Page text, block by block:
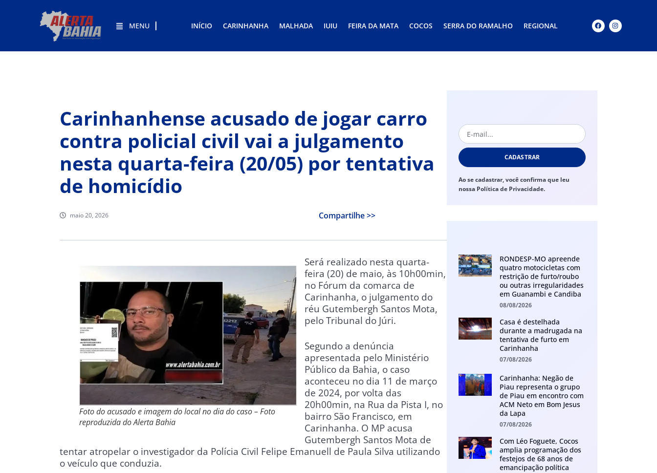
MENU INÍCIO CARINHANHA MALHADA IUIU FEIRA DA MATA COCOS SERRA DO RAMALHO REGIONAL
Carinhanhense acusado de jogar carro
contra policial civil vai a julgamento
nesta quarta-feira (20/05) por tentativa
de homicídio
maio 20, 2026 Compartilhe >>
Foto do acusado e imagem do local no dia do caso – Foto
reproduzida do Alerta Bahia
Será realizado nesta quarta-
feira (20) de maio, às 10h00min,
no Fórum da comarca de
Carinhanha, o julgamento do
réu Gutembergh Santos Mota,
pelo Tribunal do Júri.
Segundo a denúncia
apresentada pelo Ministério
Público da Bahia, o caso
aconteceu no dia 11 de março
de 2024, por volta das
20h00min, na Rua da Pista I, no
bairro São Francisco, em
Carinhanha. O MP acusa
Gutembergh Santos Mota de
tentar atropelar o investigador da Polícia Civil Felipe Emanuell de Paula Silva utilizando
o veículo que conduzia.
CADASTRAR
Ao se cadastrar, você confirma que leu
nossa Política de Privacidade.
RONDESP-MO apreende
quatro motocicletas com
restrição de furto/roubo
ou outras irregularidades
em Guanambi e Candiba
08/08/2026
Casa é destelhada
durante a madrugada na
tentativa de furto em
Carinhanha
07/08/2026
Carinhanha: Negão de
Piau representa o grupo
de Piau em encontro com
ACM Neto em Bom Jesus
da Lapa
07/08/2026
Com Léo Foguete, Cocos
amplia programação dos
festejos de 68 anos de
emancipação política